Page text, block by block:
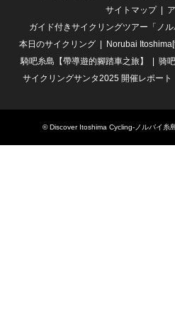
サイトマップ
ガイド付きサイクリングツアー「ノル
本日のサイクリング
Norubai
騎吧糸島【帶導遊的腳踏車之旅】
骑
サイクリングサンタ2025 開催レポート
©Discover Itoshima Cycling-ノルバイ糸島